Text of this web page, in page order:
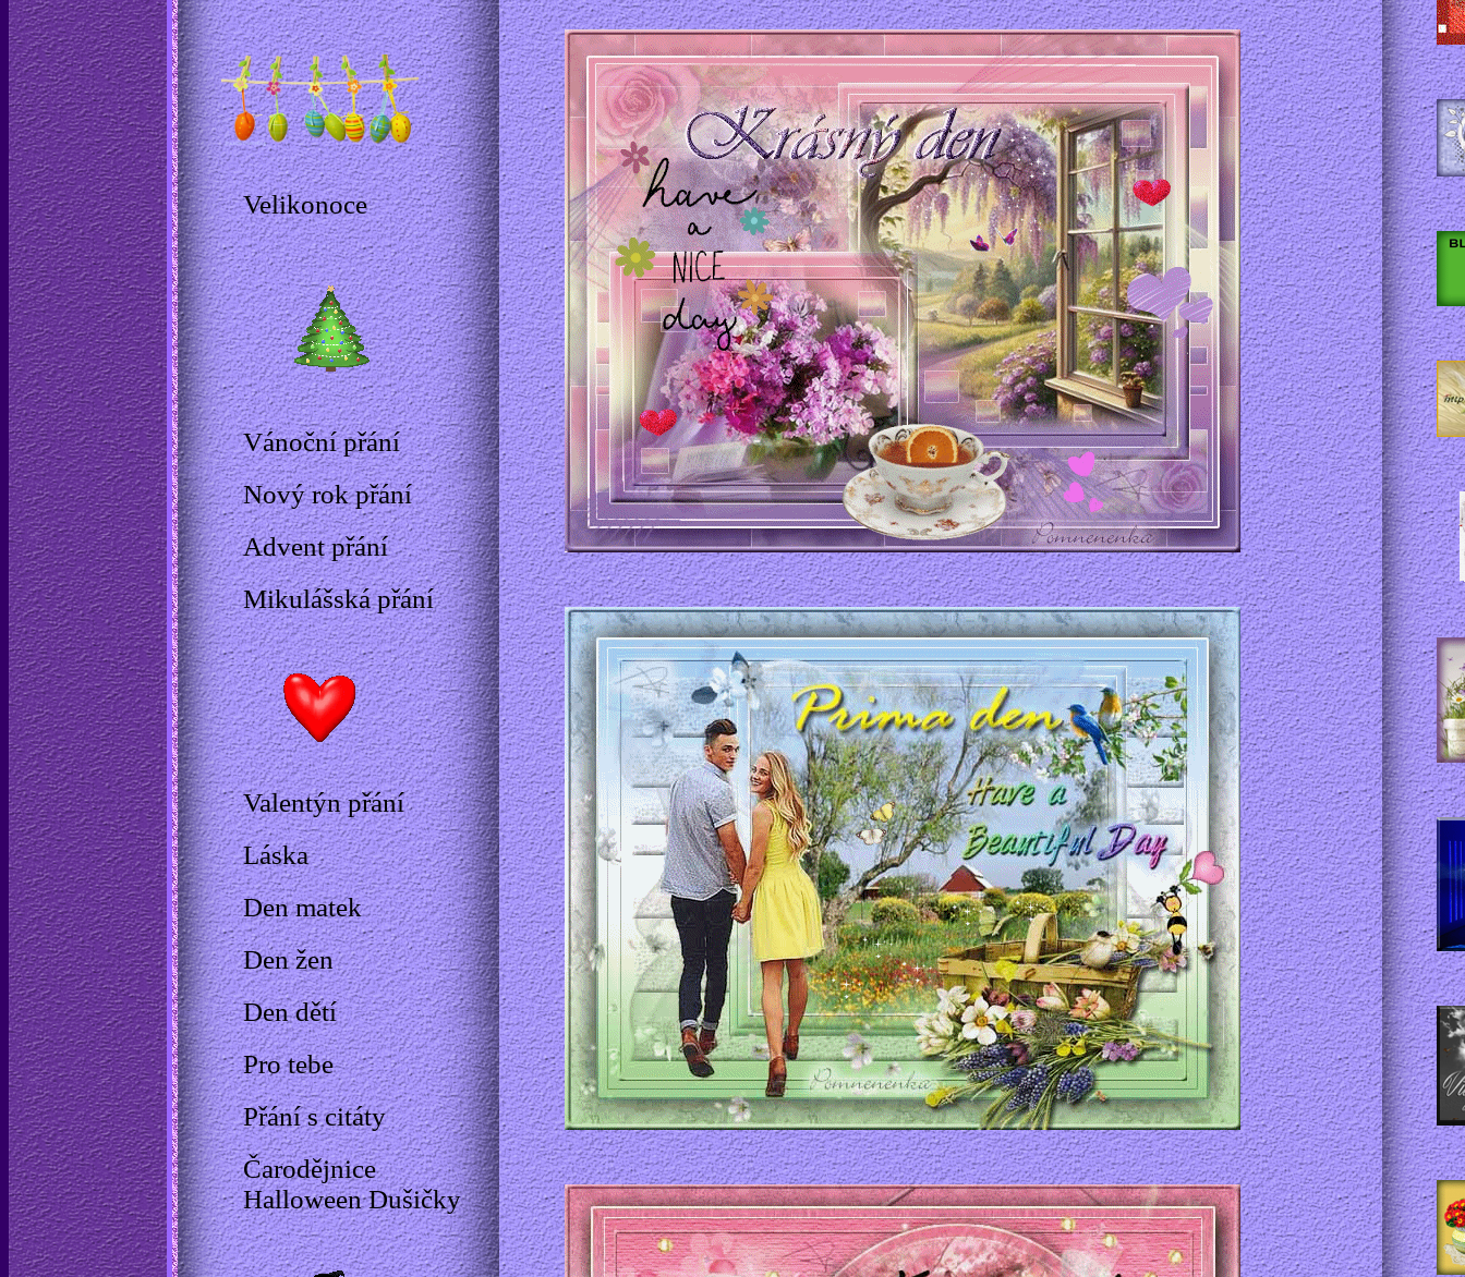
Velikonoce
Vánoční přání
Nový rok přání
Advent přání
Mikulášská přání
Valentýn přání
Láska
Den matek
Den žen
Den dětí
Pro tebe
Přání s citáty
Čarodějnice
Halloween Dušičky